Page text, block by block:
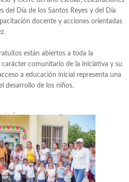
del Día de los Santos Reyes y del Día
docente y acciones orientadas
están abiertos a toda la
comunitario de la iniciativa y su
a educación inicial representa una
desarrollo de los niños.